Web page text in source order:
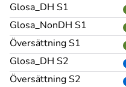
Glosa_DH S1
Glosa_NonDH S1
Översättning S1
Glosa_DH S2
Översättning S2